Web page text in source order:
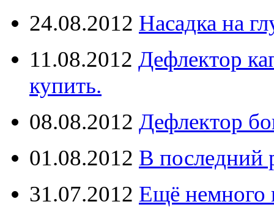
24.08.2012 Насадка на
11.08.2012 Дефлектор
купить.
08.08.2012 Дефлектор
01.08.2012 В последний
31.07.2012 Ещё немного